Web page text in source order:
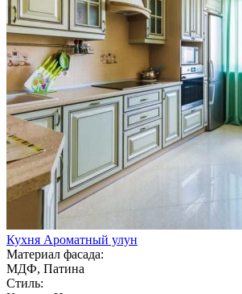
Кухня Ароматный улун
Материал фасада:
МДФ, Патина
Стиль: